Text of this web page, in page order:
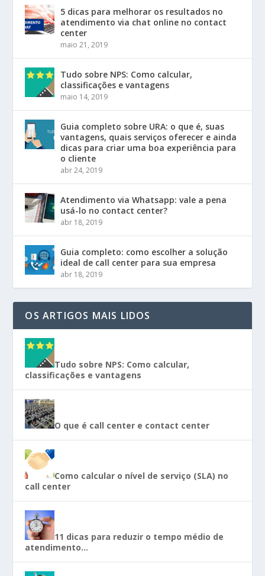
5 dicas para melhorar os resultados no
atendimento via chat online no contact
center
maio 21, 2019
Tudo sobre NPS: Como calcular,
classificações e vantagens
maio 14, 2019
Guia completo sobre URA: o que é, suas
vantagens, quais serviços oferecer e ainda
dicas para criar uma boa experiência para
o cliente
abr 24, 2019
Atendimento via Whatsapp: vale a pena
usá-lo no contact center?
abr 18, 2019
Guia completo: como escolher a solução
ideal de call center para sua empresa
abr 18, 2019
OS ARTIGOS MAIS LIDOS
Tudo sobre NPS: Como calcular,
classificações e vantagens
O que é call center e contact center
Como calcular o nível de serviço (SLA) no
call center
11 dicas para reduzir o tempo médio de
atendimento…